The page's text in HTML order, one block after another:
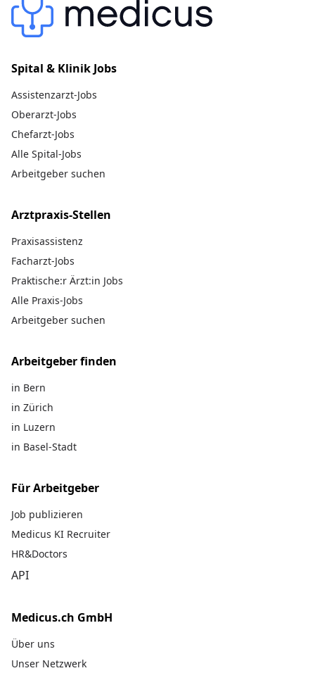
Spital & Klinik Jobs
Assistenzarzt-Jobs
Oberarzt-Jobs
Chefarzt-Jobs
Alle Spital-Jobs
Arbeitgeber suchen
Arztpraxis-Stellen
Praxisassistenz
Facharzt-Jobs
Praktische:r Ärzt:in Jobs
Alle Praxis-Jobs
Arbeitgeber suchen
Arbeitgeber finden
in Bern
in Zürich
in Luzern
in Basel-Stadt
Für Arbeitgeber
Job publizieren
Medicus KI Recruiter
HR&Doctors
API
Medicus.ch GmbH
Über uns
Unser Netzwerk